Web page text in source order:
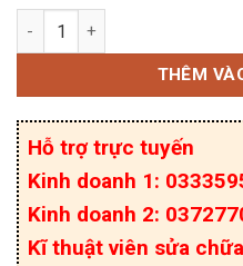
Tụ hóa 2.2uF 35V AiSHi
THÊM
Hỗ trợ trực tuyến
Kinh doanh 1:
Kinh doanh 2:
Kĩ thuật viên sửa